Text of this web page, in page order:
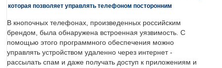
которая позволяет управлять телефоном посторонним
В кнопочных телефонах, произведенных российским
брендом, была обнаружена встроенная уязвимость. С
помощью этого программного обеспечения можно
управлять устройством удаленно через интернет -
рассылать спам и даже получать доступ к приложениям и